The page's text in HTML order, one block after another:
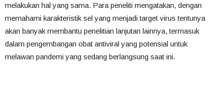
melakukan hal yang sama. Para peneliti mengatakan, dengan
memahami karakteristik sel yang menjadi target virus tentunya
akan banyak membantu penelitian lanjutan lainnya, termasuk
dalam pengembangan obat antiviral yang potensial untuk
melawan pandemi yang sedang berlangsung saat ini.